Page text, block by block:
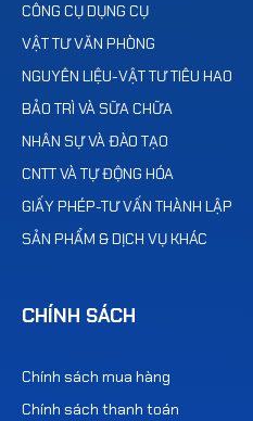
CÔNG CỤ DỤNG CỤ
VẬT TƯ VĂN PHÒNG
NGUYÊN LIỆU-VẬT TƯ TIÊU HAO
BẢO TRÌ VÀ SỮA CHỮA
NHÂN SỰ VÀ ĐÀO TẠO
CNTT VÀ TỰ ĐỘNG HÓA
GIẤY PHÉP-TƯ VẤN THÀNH LẬP
SẢN PHẨM & DỊCH VỤ KHÁC
CHÍNH SÁCH
Chính sách mua hàng
Chính sách thanh toán